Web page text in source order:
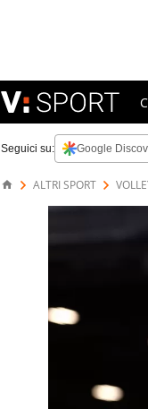
Seguici su: Google
ALTRI SPORT